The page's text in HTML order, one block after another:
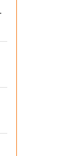
么？